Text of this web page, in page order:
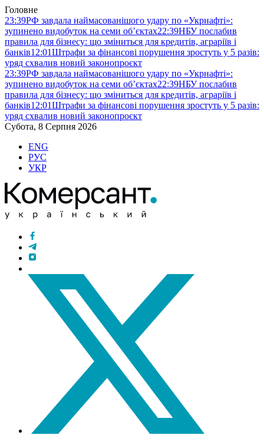
Головне
23:39РФ завдала наймасованішого удару по «Укрнафті»:
зупинено видобуток на семи об’єктах22:39НБУ послабив
правила для бізнесу: що зміниться для кредитів, аграріїв і
банків12:01Штрафи за фінансові порушення зростуть у 5 разів:
уряд схвалив новий законопроєкт
23:39РФ завдала наймасованішого удару по «Укрнафті»:
зупинено видобуток на семи об’єктах22:39НБУ послабив
правила для бізнесу: що зміниться для кредитів, аграріїв і
банків12:01Штрафи за фінансові порушення зростуть у 5 разів:
уряд схвалив новий законопроєкт
Субота, 8 Серпня 2026
ENG
РУС
УКР